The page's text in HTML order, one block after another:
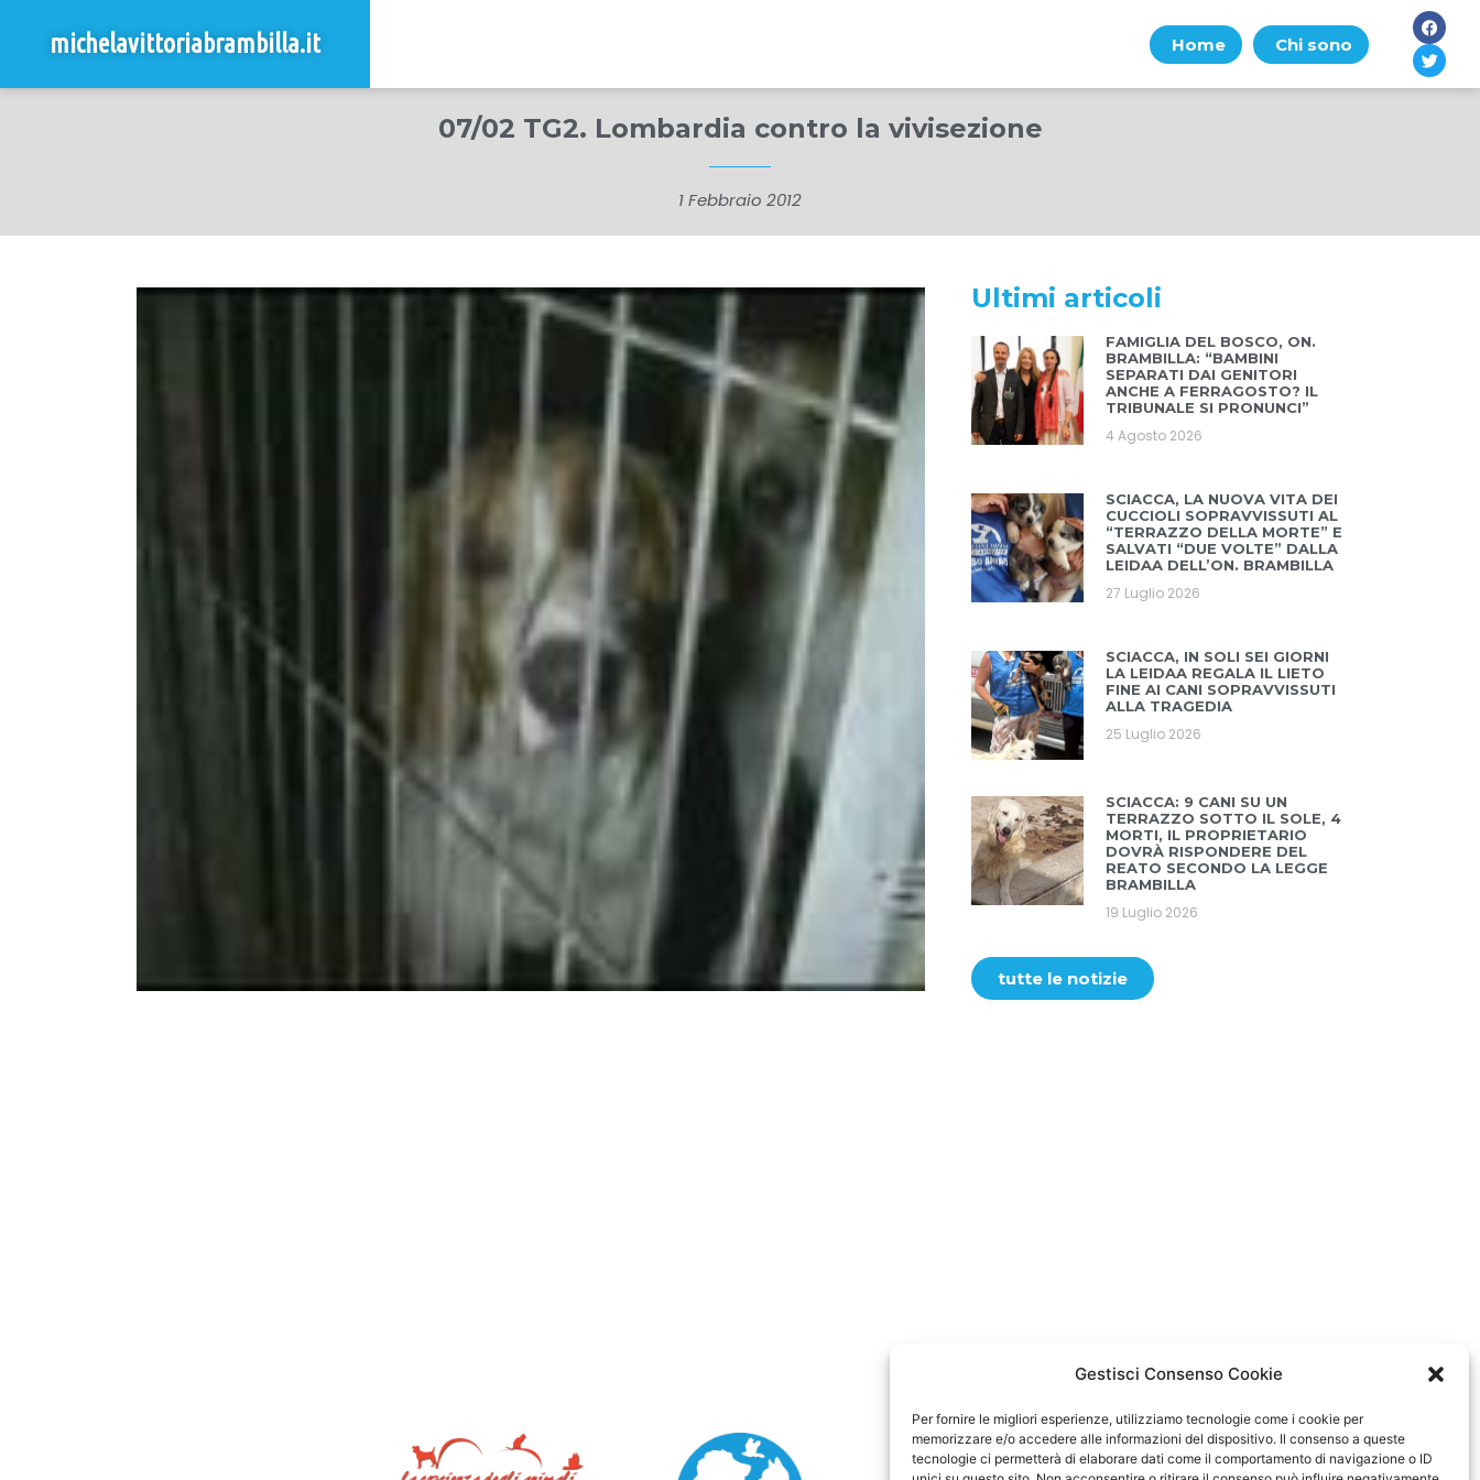
Gestisci Consenso Cookie
Per fornire le migliori esperienze, utilizziamo tecnologie come i cookie per
memorizzare e/o accedere alle informazioni del dispositivo. Il consenso a queste
tecnologie ci permetterà di elaborare dati come il comportamento di navigazione o ID
michelavittoriabrambilla.it Home Chi sono
07/02 TG2. Lombardia contro la vivisezione
1 Febbraio 2012
Ultimi articoli
FAMIGLIA DEL BOSCO, ON.
BRAMBILLA: “BAMBINI
SEPARATI DAI GENITORI
ANCHE A FERRAGOSTO? IL
TRIBUNALE SI PRONUNCI”
4 Agosto 2026
SCIACCA, LA NUOVA VITA DEI
CUCCIOLI SOPRAVVISSUTI AL
“TERRAZZO DELLA MORTE” E
SALVATI “DUE VOLTE” DALLA
LEIDAA DELL’ON. BRAMBILLA
27 Luglio 2026
SCIACCA, IN SOLI SEI GIORNI
LA LEIDAA REGALA IL LIETO
FINE AI CANI SOPRAVVISSUTI
ALLA TRAGEDIA
25 Luglio 2026
SCIACCA: 9 CANI SU UN
TERRAZZO SOTTO IL SOLE, 4
MORTI, IL PROPRIETARIO
DOVRÀ RISPONDERE DEL
REATO SECONDO LA LEGGE
BRAMBILLA
19 Luglio 2026
tutte le notizie